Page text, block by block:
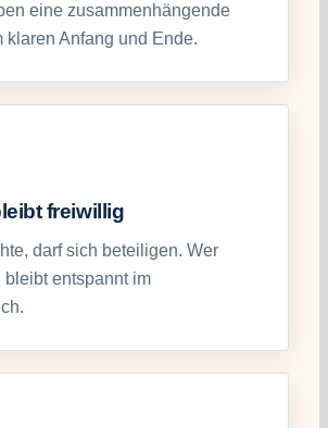
eine zusammenhängende
klaren Anfang und Ende.
freiwillig
darf sich beteiligen. Wer
bleibt entspannt im